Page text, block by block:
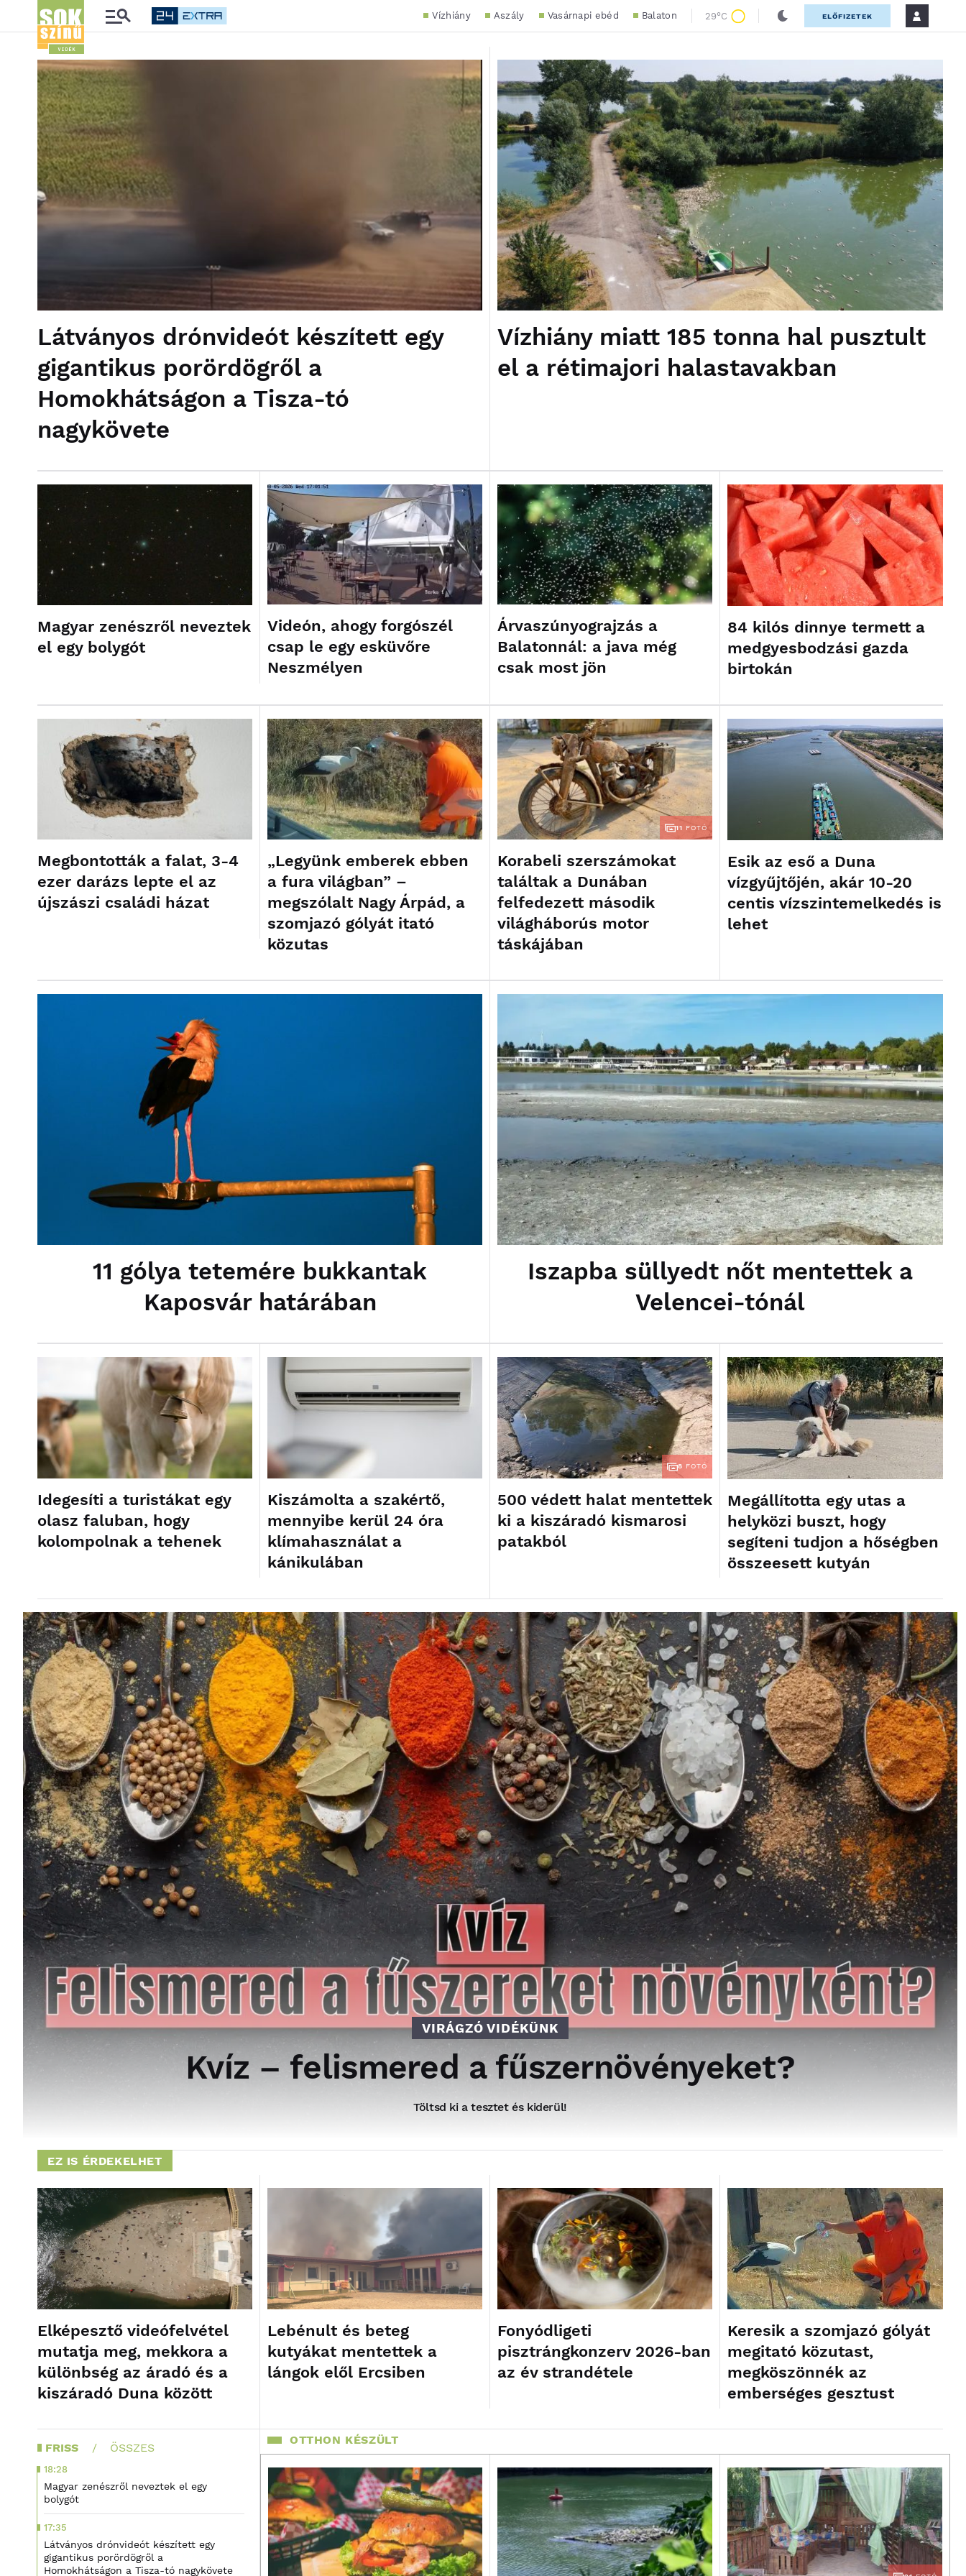
Vízhiány Aszály Vasárnapi ebéd Balaton 29°C ELŐFIZETEK
Látványos drónvideót készített egy
gigantikus porördögről a
Homokhátságon a Tisza-tó
nagykövete
Vízhiány miatt 185 tonna hal pusztult
el a rétimajori halastavakban
Magyar zenészről neveztek
el egy bolygót
Videón, ahogy forgószél
csap le egy esküvőre
Neszmélyen
Árvaszúnyograjzás a
Balatonnál: a java még
csak most jön
84 kilós dinnye termett a
medgyesbodzási gazda
birtokán
Megbontották a falat, 3-4
ezer darázs lepte el az
újszászi családi házat
„Legyünk emberek ebben
a fura világban” –
megszólalt Nagy Árpád, a
szomjazó gólyát itató
közutas
11 FOTÓ
Korabeli szerszámokat
találtak a Dunában
felfedezett második
világháborús motor
táskájában
Esik az eső a Duna
vízgyűjtőjén, akár 10-20
centis vízszintemelkedés is
lehet
11 gólya tetemére bukkantak
Kaposvár határában
Iszapba süllyedt nőt mentettek a
Velencei-tónál
Idegesíti a turistákat egy
olasz faluban, hogy
kolompolnak a tehenek
Kiszámolta a szakértő,
mennyibe kerül 24 óra
klímahasználat a
kánikulában
8 FOTÓ
500 védett halat mentettek
ki a kiszáradó kismarosi
patakból
Megállította egy utas a
helyközi buszt, hogy
segíteni tudjon a hőségben
összeesett kutyán
VIRÁGZÓ VIDÉKÜNK
Kvíz – felismered a fűszernövényeket?
Töltsd ki a tesztet és kiderül!
EZ IS ÉRDEKELHET
Elképesztő videófelvétel
mutatja meg, mekkora a
különbség az áradó és a
kiszáradó Duna között
Lebénult és beteg
kutyákat mentettek a
lángok elől Ercsiben
Fonyódligeti
pisztrángkonzerv 2026-ban
az év strandétele
Keresik a szomjazó gólyát
megitató közutast,
megköszönnék az
emberséges gesztust
FRISS ÖSSZES
18:28
Magyar zenészről neveztek el egy
bolygót
17:35
Látványos drónvideót készített egy
gigantikus porördögről a
Homokhátságon a Tisza-tó nagykövete
OTTHON KÉSZÜLT